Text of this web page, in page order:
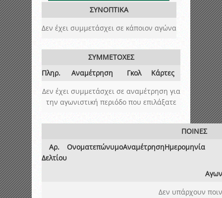
ΣΥΝΟΠΤΙΚΑ
Δεν έχει συμμετάσχει σε κάποιον αγώνα
ΣΥΜΜΕΤΟΧΕΣ
Πληρ.
Αναμέτρηση Γκολ
Κάρτες
Δεν έχει συμμετάσχει σε αναμέτρηση για
την αγωνιστική περιόδο που επιλάξατε
ΠΟΙΝΕΣ
Αρ.
Δελτίου
ΟνοματεπώνυμοΑναμέτρησηΗμερομηνία
Δεν υπάρχουν